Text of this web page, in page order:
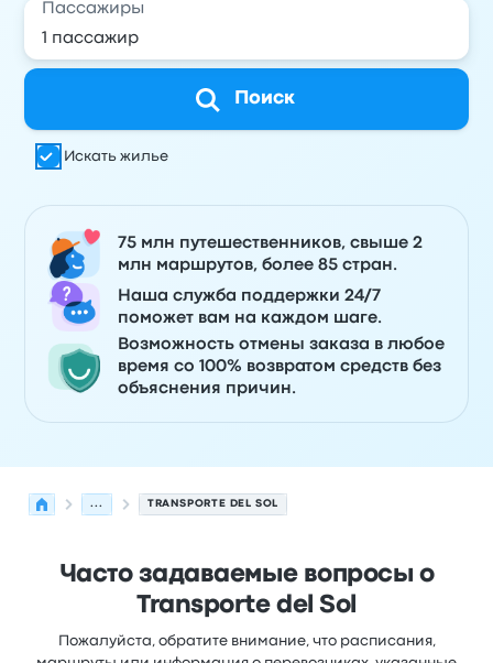
Пассажиры
Поиск
Искать жилье
75 млн путешественников, свыше 2
млн маршрутов, более 85 стран.
Наша служба поддержки 24/7
поможет вам на каждом шаге.
Возможность отмены заказа в любое
время со 100% возвратом средств без
объяснения причин.
... TRANSPORTE DEL SOL
Часто задаваемые вопросы о
Transporte del Sol
Пожалуйста, обратите внимание, что расписания,